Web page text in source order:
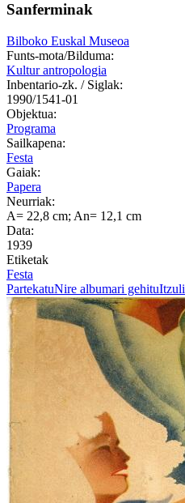
Sanferminak
Bilboko Euskal Museoa
Funts-mota/Bilduma:
Kultur antropologia
Inbentario-zk. / Siglak:
1990/1541-01
Objektua:
Programa
Sailkapena:
Festa
Gaiak:
Papera
Neurriak:
A= 22,8 cm; An= 12,1 cm
Data:
1939
Etiketak
Festa
PartekatuNire albumari gehituItzuli